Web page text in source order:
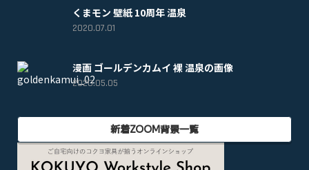
くまモン 壁紙 10周年 温泉
2020.07.01
漫画 ゴールデンカムイ 裸 温泉の画像
2020.05.05
新着ZOOM背景一覧